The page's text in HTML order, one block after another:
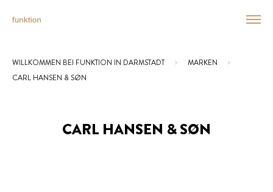
Sie sind hier:
WILLKOMMEN BEI FUNKTION IN DARMSTADT
MARKEN
CARL HANSEN & SØN
CARL HANSEN & SØN